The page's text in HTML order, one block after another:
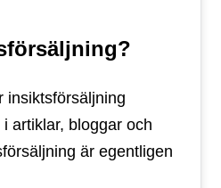
insiktsförsäljning
artiklar, bloggar och
är egentligen